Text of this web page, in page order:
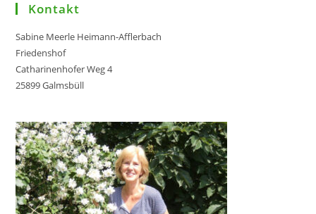
Kontakt
Sabine Meerle Heimann-Afflerbach
Friedenshof
Catharinenhofer Weg 4
25899 Galmsbüll